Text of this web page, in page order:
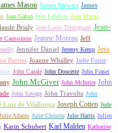
Mason James Stewart James
Jean Gabin Jean Lefebvre Jean Marais
Brialy Jean-Louis Trintignant Jean-
Caussimon Jeanne Moreau Jeff
Jennifer Daniel Jeremy Kemp Jess
Barnes Joanne Whalley Jodie Foster
John Cazale John Doucette John Fraser
John McGiver John McIntire John
John Savage John Travolta John
Luis de Vilallonga Joseph Cotten Jude
Julie Adams Julie Christie Julie Harris Julien
Karin Schubert Karl Malden Katharine